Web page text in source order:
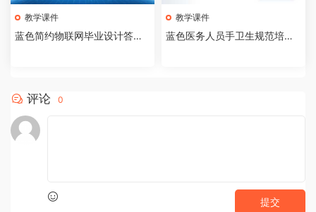
教学课件
蓝色简约物联网毕业设计答辩P
教学课件
蓝色医务人员手卫生规范培训
评论 0
提交